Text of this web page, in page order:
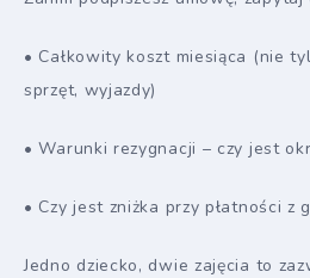
• Całkowity koszt miesiąca (nie
sprzęt, wyjazdy)
• Warunki rezygnacji – czy jest
• Czy jest zniżka przy płatności z
Jedno dziecko, dwie zajęcia to